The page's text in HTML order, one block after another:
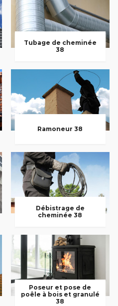
Tubage de cheminée
38
Ramoneur 38
Débistrage de
cheminée 38
Poseur et pose de
poêle à bois et granulé
38